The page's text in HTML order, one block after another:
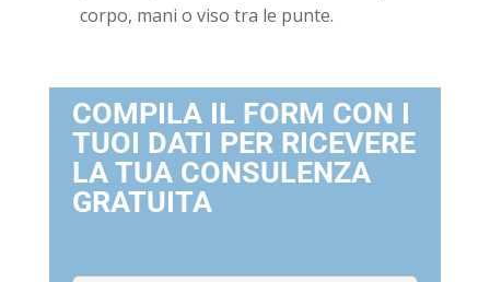
corpo, mani o viso tra le punte.
COMPILA IL FORM CON I
TUOI DATI PER RICEVERE
LA TUA CONSULENZA
GRATUITA